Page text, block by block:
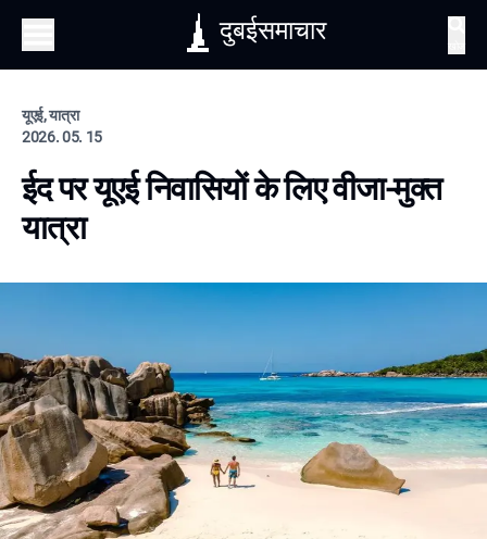
दुबईसमाचार
यूएई, यात्रा
2026. 05. 15
ईद पर यूएई निवासियों के लिए वीजा-मुक्त
यात्रा